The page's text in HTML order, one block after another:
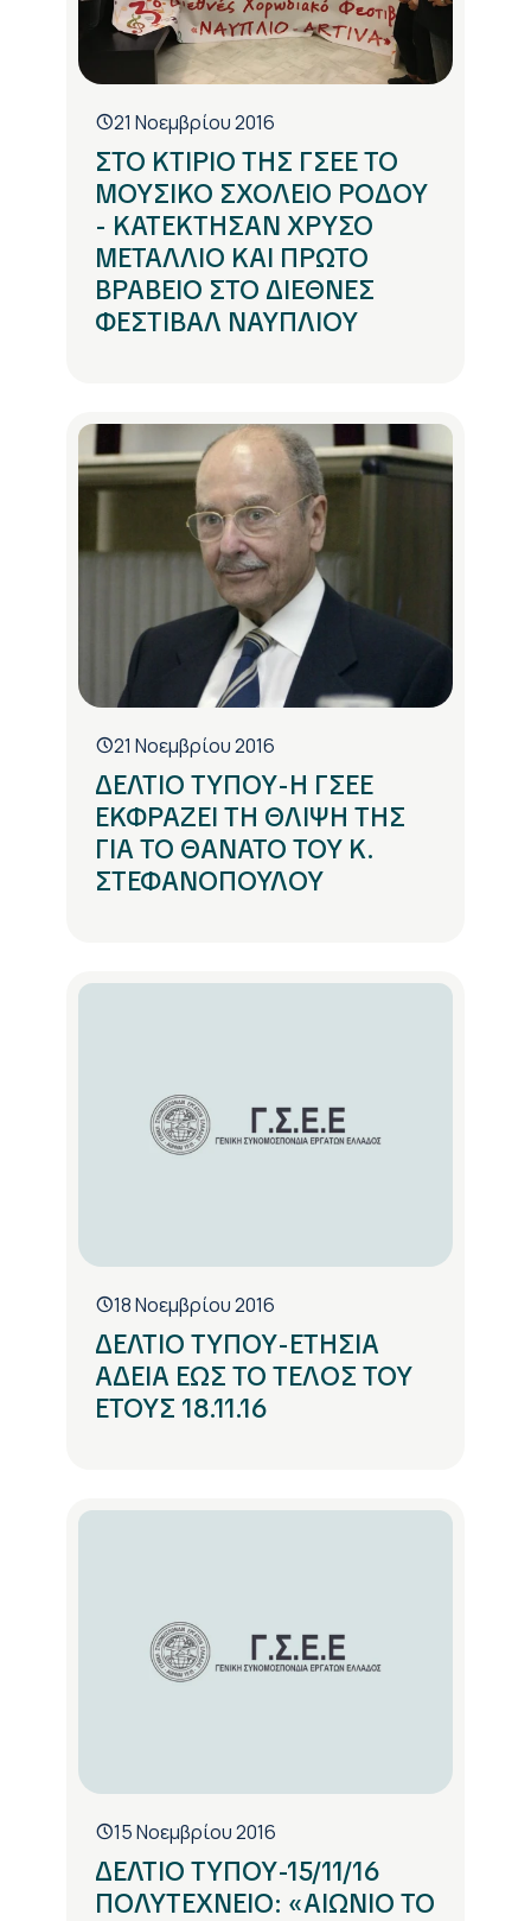
21 Νοεμβρίου 2016
ΣΤΟ ΚΤΙΡΙΟ ΤΗΣ ΓΣΕΕ ΤΟ
ΜΟΥΣΙΚΟ ΣΧΟΛΕΙΟ ΡΟΔΟΥ
- ΚΑΤΕΚΤΗΣΑΝ ΧΡΥΣΟ
ΜΕΤΑΛΛΙΟ ΚΑΙ ΠΡΩΤΟ
ΒΡΑΒΕΙΟ ΣΤΟ ΔΙΕΘΝΕΣ
ΦΕΣΤΙΒΑΛ ΝΑΥΠΛΙΟΥ
21 Νοεμβρίου 2016
ΔΕΛΤΙΟ ΤΥΠΟΥ-Η ΓΣΕΕ
ΕΚΦΡΑΖΕΙ ΤΗ ΘΛΙΨΗ ΤΗΣ
ΓΙΑ ΤΟ ΘΑΝΑΤΟ ΤΟΥ Κ.
ΣΤΕΦΑΝΟΠΟΥΛΟΥ
18 Νοεμβρίου 2016
ΔΕΛΤΙΟ ΤΥΠΟΥ-ΕΤΗΣΙΑ
ΑΔΕΙΑ ΕΩΣ ΤΟ ΤΕΛΟΣ ΤΟΥ
ΕΤΟΥΣ 18.11.16
15 Νοεμβρίου 2016
ΔΕΛΤΙΟ ΤΥΠΟΥ-15/11/16
ΠΟΛΥΤΕΧΝΕΙΟ: «ΑΙΩΝΙΟ ΤΟ